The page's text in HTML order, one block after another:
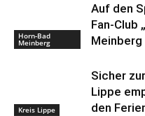
Horn-Bad
Meinberg
Auf den
Fan-Club
Kreis Lippe
Sicher
Lippe
den